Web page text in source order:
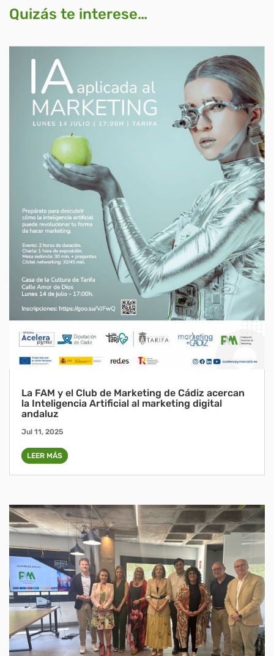
Quizás te interese…
La FAM y el Club de Marketing de Cádiz acercan
la Inteligencia Artificial al marketing digital
andaluz
Jul 11, 2025
LEER MÁS